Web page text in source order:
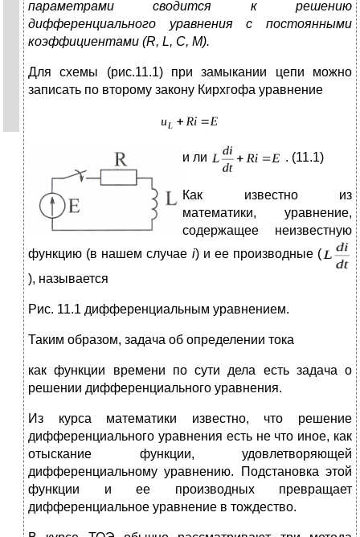
параметрами сводится к решению
дифференциального уравнения с постоянными
коэффициентами (R, L, C, М).
Для схемы (рис.11.1) при замыкании цепи можно
записать по второму закону Кирхгофа уравнение
и ли . (11.1)
Как известно из
математики, уравнение,
содержащее неизвестную
функцию (в нашем случае i) и ее производные (
), называется
Рис. 11.1 дифференциальным уравнением.
Таким образом, задача об определении тока
как функции времени по сути дела есть задача о
решении дифференциального уравнения.
Из курса математики известно, что решение
дифференциального уравнения есть не что иное, как
отыскание функции, удовлетворяющей
дифференциальному уравнению. Подстановка этой
функции и ее производных превращает
дифференциальное уравнение в тождество.